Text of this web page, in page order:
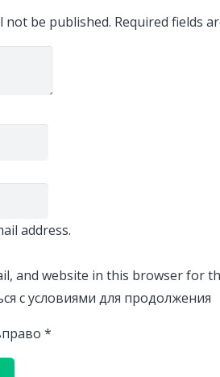
not be published. Required fields
address.
and website in this browser for
с условиями для продолжения
*